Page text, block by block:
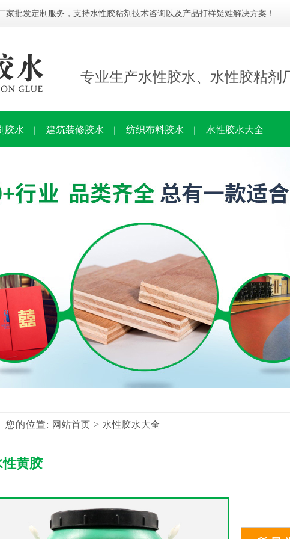
批发定制服务，支持水性胶粘剂技术咨询以及产品打样疑难解决方案！
专业生产水性胶水、水性胶粘剂
胶水 建筑装修胶水 纺织布料胶水 水性胶水大全
您的位置: 网站首页 > 水性胶水大全
性黄胶